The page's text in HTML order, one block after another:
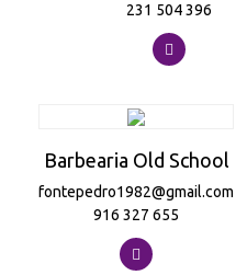
231 504 396
Barbearia Old School
fontepedro1982@gmail.com
916 327 655